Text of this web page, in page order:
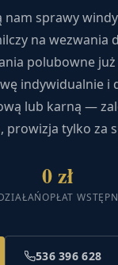
nam sprawy
na wezwania
polubowne już
indywidualnie i
lub karną —
prowizja tylko za
0 zł
OPŁAT
536 396 628